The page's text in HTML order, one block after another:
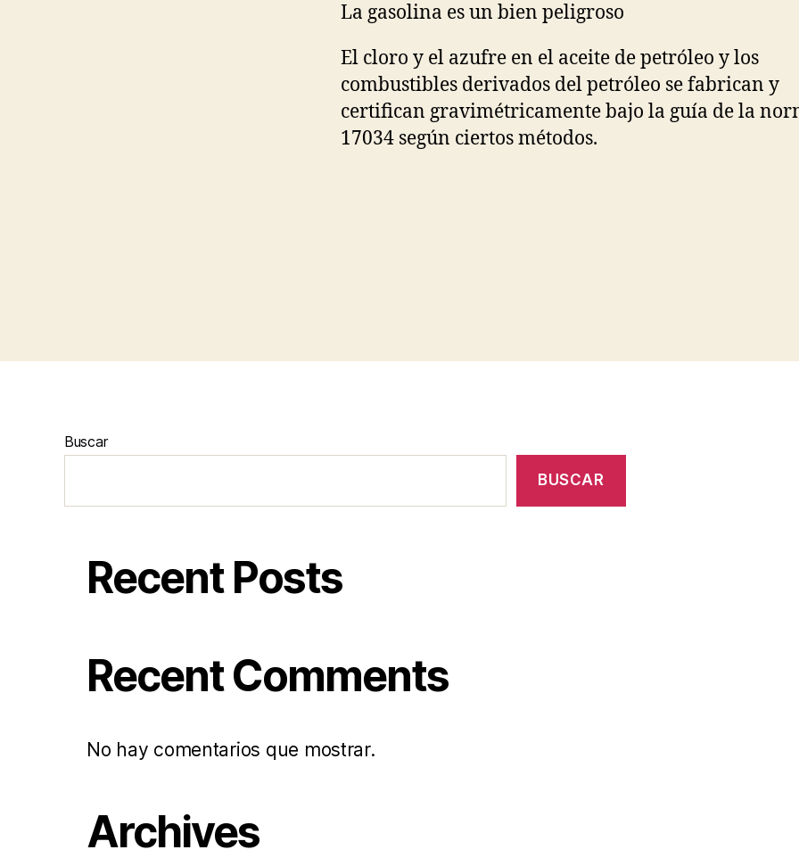
La gasolina es un bien peligroso
El cloro y el azufre en el aceite de petróleo y los
combustibles derivados del petróleo se fabrican y
certifican gravimétricamente bajo la guía de la
17034 según ciertos métodos.
Buscar
BUSCAR
Recent Posts
Recent Comments
No hay comentarios que mostrar.
Archives